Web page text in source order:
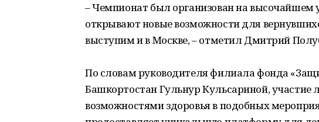
– Чемпионат был организован на высочайшем
открывают новые возможности для
выступим и в Москве, – отметил Дмитрий
По словам руководителя филиала фонда
Башкортостан Гульнур Кульсариной,
возможностями здоровья в подобных